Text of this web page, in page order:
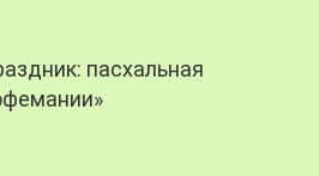
пасхальная